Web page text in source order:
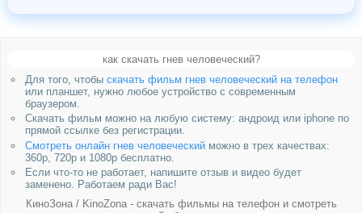
как скачать гнев человеческий?
Для того, чтобы скачать фильм гнев человеческий на телефон
или планшет, нужно любое устройство с современным
браузером.
Скачать фильм можно на любую систему: андроид или iphone по
прямой ссылке без регистрации.
Смотреть онлайн гнев человеческийможно в трех качествах:
360p, 720p и 1080p бесплатно.
Если что-то не работает, напишите отзыв и видео будет
заменено. Работаем ради Вас!
КиноЗона / KinoZona - скачать фильмы на телефон и смотреть